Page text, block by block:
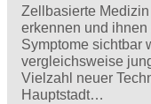
Zellbasierte
erkennen und
Symptome sichtbar
vergleichsweise
Vielzahl neuer
Hauptstadt…